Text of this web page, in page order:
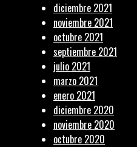
diciembre 2021
noviembre 2021
octubre 2021
septiembre 2021
julio 2021
marzo 2021
enero 2021
diciembre 2020
noviembre 2020
octubre 2020